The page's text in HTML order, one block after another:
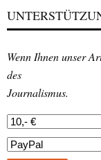
Wenn Ihnen unser
des
Journalismus.